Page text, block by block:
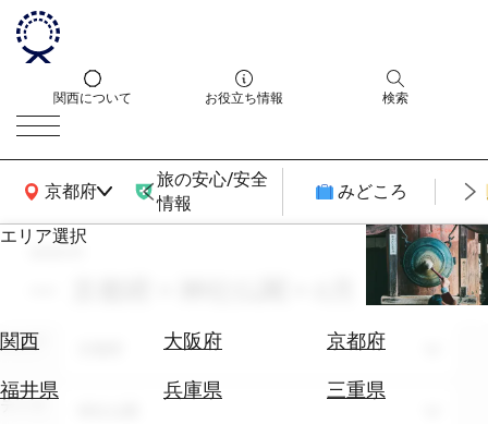
関西について お役立ち情報 検索
京都府
関西広域MAP
旅の安心/安全
情報
みどころ
エリア選択
関西 大阪府
京都府
福井県
兵庫県
三重県
エ
券
search
エリア
テーマ